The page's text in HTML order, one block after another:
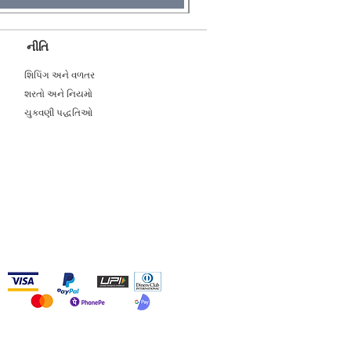
નીતિ
શિપિંગ અને વળતર
શરતો અને નિયમો
ચુકવણી પદ્ધતિઓ